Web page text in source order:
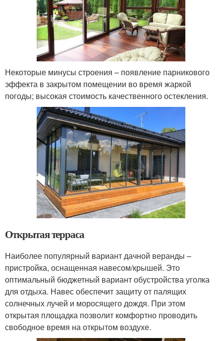
Некоторые минусы строения – появление парникового
эффекта в закрытом помещении во время жаркой
погоды; высокая стоимость качественного остекления.
Открытая терраса
Наиболее популярный вариант дачной веранды –
пристройка, оснащенная навесом/крышей. Это
оптимальный бюджетный вариант обустройства уголка
для отдыха. Навес обеспечит защиту от палящих
солнечных лучей и моросящего дождя. При этом
открытая площадка позволит комфортно проводить
свободное время на открытом воздухе.